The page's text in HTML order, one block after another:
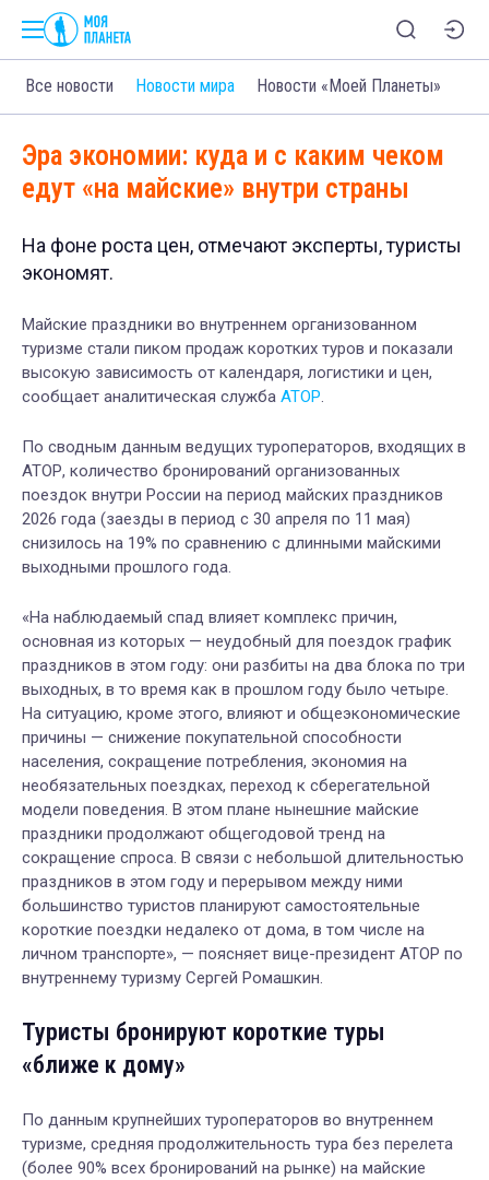
Все новости Новости мира Новости «Моей Планеты»
Эра экономии: куда и с каким чеком
едут «на майские» внутри страны
На фоне роста цен, отмечают эксперты, туристы
экономят.
Майские праздники во внутреннем организованном
туризме стали пиком продаж коротких туров и показали
высокую зависимость от календаря, логистики и цен,
сообщает аналитическая служба АТОР.
По сводным данным ведущих туроператоров, входящих в
АТОР, количество бронирований организованных
поездок внутри России на период майских праздников
2026 года (заезды в период с 30 апреля по 11 мая)
снизилось на 19% по сравнению с длинными майскими
выходными прошлого года.
«На наблюдаемый спад влияет комплекс причин,
основная из которых — неудобный для поездок график
праздников в этом году: они разбиты на два блока по три
выходных, в то время как в прошлом году было четыре.
На ситуацию, кроме этого, влияют и общеэкономические
причины — снижение покупательной способности
населения, сокращение потребления, экономия на
необязательных поездках, переход к сберегательной
модели поведения. В этом плане нынешние майские
праздники продолжают общегодовой тренд на
сокращение спроса. В связи с небольшой длительностью
праздников в этом году и перерывом между ними
большинство туристов планируют самостоятельные
короткие поездки недалеко от дома, в том числе на
личном транспорте», — поясняет вице-президент АТОР по
внутреннему туризму Сергей Ромашкин.
Туристы бронируют короткие туры
«ближе к дому»
По данным крупнейших туроператоров во внутреннем
туризме, средняя продолжительность тура без перелета
(более 90% всех бронирований на рынке) на майские